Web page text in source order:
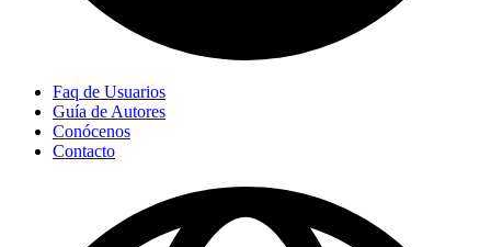
Faq de Usuarios
Guía de Autores
Conócenos
Contacto